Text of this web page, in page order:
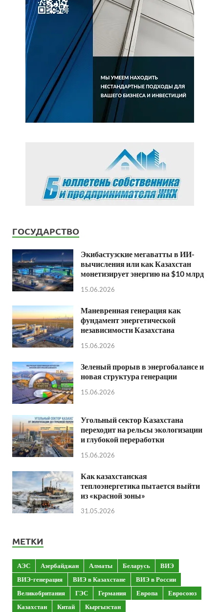
ГОСУДАРСТВО
Экибастузские мегаватты в ИИ-
вычисления или как Казахстан
монетизирует энергию на $10 млрд
15.06.2026
Маневренная генерация как
фундамент энергетической
независимости Казахстана
15.06.2026
Зеленый прорыв в энергобалансе и
новая структура генерации
15.06.2026
Угольный сектор Казахстана
переходит на рельсы экологизации
и глубокой переработки
15.06.2026
Как казахстанская
теплоэнергетика пытается выйти
из «красной зоны»
31.05.2026
МЕТКИ
АЭС Азербайджан Алматы Беларусь
ВИЭ
ВИЭ-генерация
ВИЭ в Казахстане
ВИЭ в России
Великобритания
ГЭС Германия Европа
Евросоюз
Казахстан
Китай
Кыргызстан